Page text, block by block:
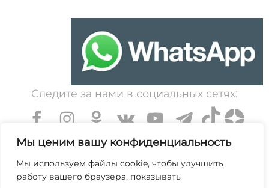
Мы ценим вашу конфиденциальность
Мы используем файлы cookie, чтобы улучшить
работу вашего браузера, показывать
Следите за нами в социальных сетях: